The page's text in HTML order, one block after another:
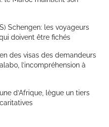
Schengen: les voyageurs
doivent être fichés
des visas des demandeurs
l’incompréhension à
d’Afrique, lègue un tiers